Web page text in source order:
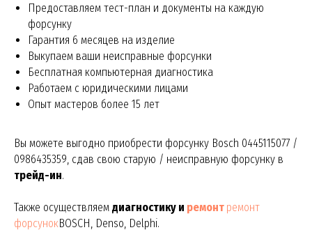
Предоставляем тест-план и документы на каждую
форсунку
Гарантия 6 месяцев на изделие
Выкупаем ваши неисправные форсунки
Бесплатная компьютерная диагностика
Работаем с юридическими лицами
Опыт мастеров более 15 лет
Вы можете выгодно приобрести форсунку Bosch 0445115077 /
0986435359, сдав свою старую / неисправную форсунку в
трейд-ин.
Также осуществляем диагностику и ремонт ремонт
форсунокBOSCH, Denso, Delphi.